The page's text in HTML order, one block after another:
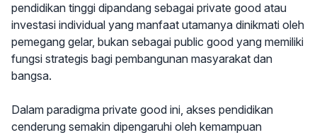
pendidikan tinggi dipandang sebagai private good atau
investasi individual yang manfaat utamanya dinikmati oleh
pemegang gelar, bukan sebagai public good yang memiliki
fungsi strategis bagi pembangunan masyarakat dan
bangsa.
Dalam paradigma private good ini, akses pendidikan
cenderung semakin dipengaruhi oleh kemampuan